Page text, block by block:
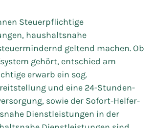
Steuerpflichtige
haushaltsnahe
geltend machen. Ob
gehört, entschied am
erwarb ein sog.
und eine 24-Stunden-
sowie der Sofort-Helfer-
Dienstleistungen in der